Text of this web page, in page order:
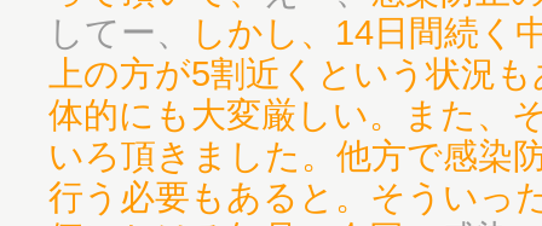
してー、
しかし、14日間続く
上の方が5割近くという状況
体的にも大変厳しい。また、
いろ頂きました。他方で感染
行う必要もあると。そういっ